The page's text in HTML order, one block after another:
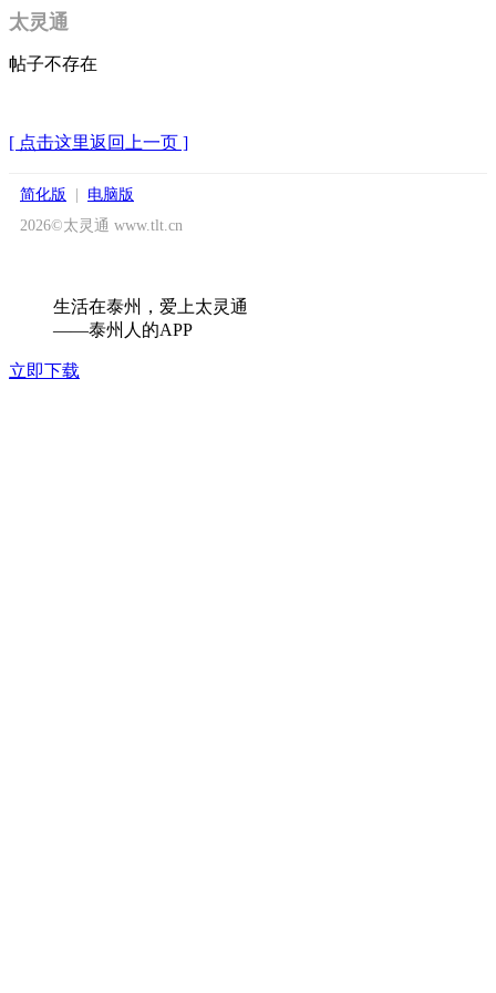
太灵通
帖子不存在
[ 点击这里返回上一页 ]
简化版
电脑版
2026©太灵通 www.tlt.cn
生活在泰州，爱上太灵通
——泰州人的APP
立即下载